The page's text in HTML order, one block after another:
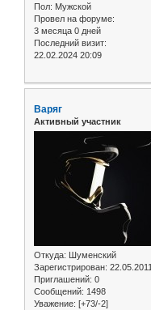
Пол: Мужской
Провел на форуме:
3 месяца 0 дней
Последний визит:
22.02.2024 20:09
Варяг
Активный участник
Откуда: Шуменский
Зарегистрирован: 22.05.2011
Приглашений: 0
Сообщений: 1498
Уважение: [+73/-2]